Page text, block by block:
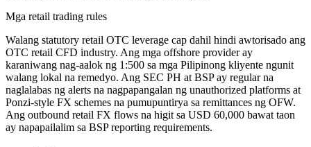
Mga retail trading rules
Walang statutory retail OTC leverage cap dahil hindi awtorisado ang
OTC retail CFD industry. Ang mga offshore provider ay
karaniwang nag-aalok ng 1:500 sa mga Pilipinong kliyente ngunit
walang lokal na remedyo. Ang SEC PH at BSP ay regular na
naglalabas ng alerts na nagpapangalan ng unauthorized platforms at
Ponzi-style FX schemes na pumupuntirya sa remittances ng OFW.
Ang outbound retail FX flows na higit sa USD 60,000 bawat taon
ay napapailalim sa BSP reporting requirements.